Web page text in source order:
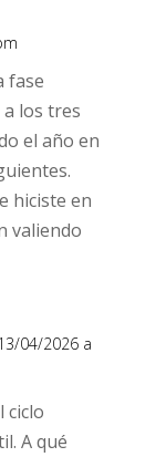
fase
a los tres
el año en
hiciste en
valiendo
04/2026 a
ciclo
A qué